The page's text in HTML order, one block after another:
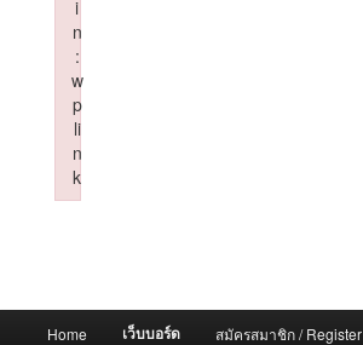
Home เว็บบอร์ด สมัครสมาชิก / Register
i
n
:
w
p
li
n
k
Failed to initialize plugin: wplink